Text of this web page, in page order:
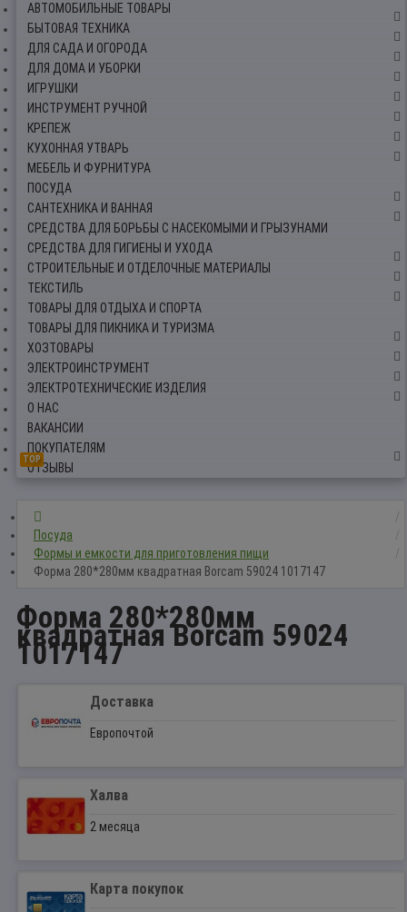
АВТОМОБИЛЬНЫЕ ТОВАРЫ
БЫТОВАЯ ТЕХНИКА
ДЛЯ САДА И ОГОРОДА
ДЛЯ ДОМА И УБОРКИ
ИГРУШКИ
ИНСТРУМЕНТ РУЧНОЙ
КРЕПЕЖ
КУХОННАЯ УТВАРЬ
МЕБЕЛЬ И ФУРНИТУРА
ПОСУДА
САНТЕХНИКА И ВАННАЯ
СРЕДСТВА ДЛЯ БОРЬБЫ С НАСЕКОМЫМИ И ГРЫЗУНАМИ
СРЕДСТВА ДЛЯ ГИГИЕНЫ И УХОДА
СТРОИТЕЛЬНЫЕ И ОТДЕЛОЧНЫЕ МАТЕРИАЛЫ
ТЕКСТИЛЬ
ТОВАРЫ ДЛЯ ОТДЫХА И СПОРТА
ТОВАРЫ ДЛЯ ПИКНИКА И ТУРИЗМА
ХОЗТОВАРЫ
ЭЛЕКТРОИНСТРУМЕНТ
ЭЛЕКТРОТЕХНИЧЕСКИЕ ИЗДЕЛИЯ
О НАС
ВАКАНСИИ
ПОКУПАТЕЛЯМ
TOP
ОТЗЫВЫ
Посуда
Формы и емкости для приготовления пищи
Форма 280*280мм квадратная Borcam 59024 1017147
Форма 280*280мм
квадратная Borcam 59024
1017147
Доставка
Европочтой
Халва
2 месяца
Карта покупок